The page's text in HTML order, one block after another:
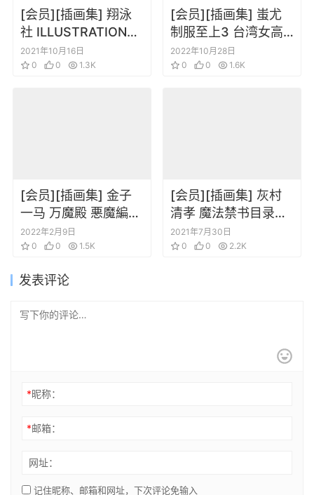
[会员][插画集] 翔泳
社 ILLUSTRATION
2019
2021年10月16日
0
0 1.3K
[会员][插画集] 蚩尤
制服至上3 台湾女高
中生制服选
2022年10月28日
0
0 1.6K
[会员][插画集] 金子
一马 万魔殿 悪魔編
上巻 下巻
2022年2月9日
0
0 1.5K
[会员][插画集] 灰村
清孝 魔法禁书目录动
画版权画集
2021年7月30日
0
0 2.2K
发表评论
*昵称：
*邮箱：
网址：
记住昵称、邮箱和网址，下次评论免输入